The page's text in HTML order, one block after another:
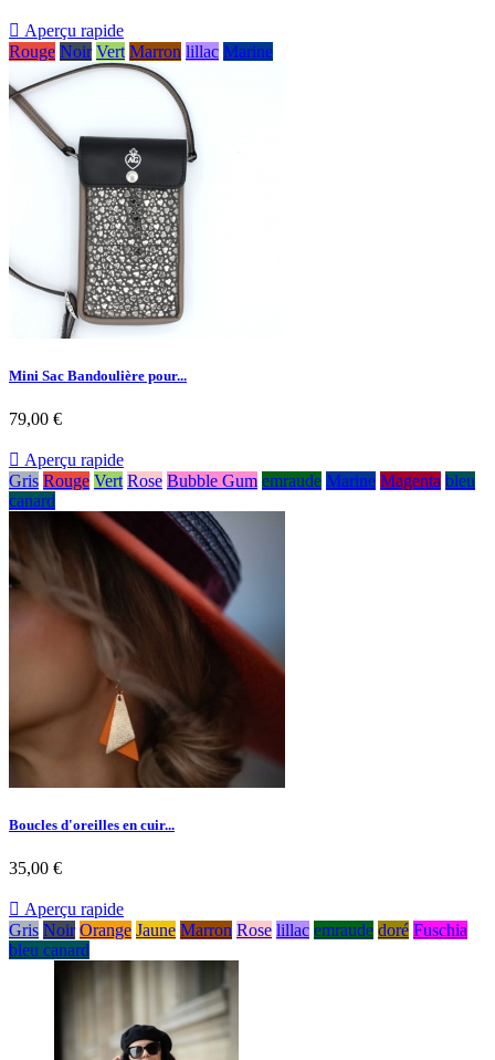
 Aperçu rapide
Rouge Noir Vert Marron lillac Marine
Mini Sac Bandoulière pour...
79,00 €
 Aperçu rapide
Gris Rouge Vert Rose Bubble Gum emraude Marine Magenta bleu
canard
Boucles d'oreilles en cuir...
35,00 €
 Aperçu rapide
Gris Noir Orange Jaune Marron Rose lillac emraude doré Fuschia
bleu canard